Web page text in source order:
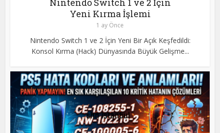
Yeni Kırma İşlemi
1 ay Önce
Nintendo Switch 1 ve 2 İçin Yeni Bir Açık Keşfedildi:
Konsol Kırma (Hack) Dünyasında Büyük Gelişme...